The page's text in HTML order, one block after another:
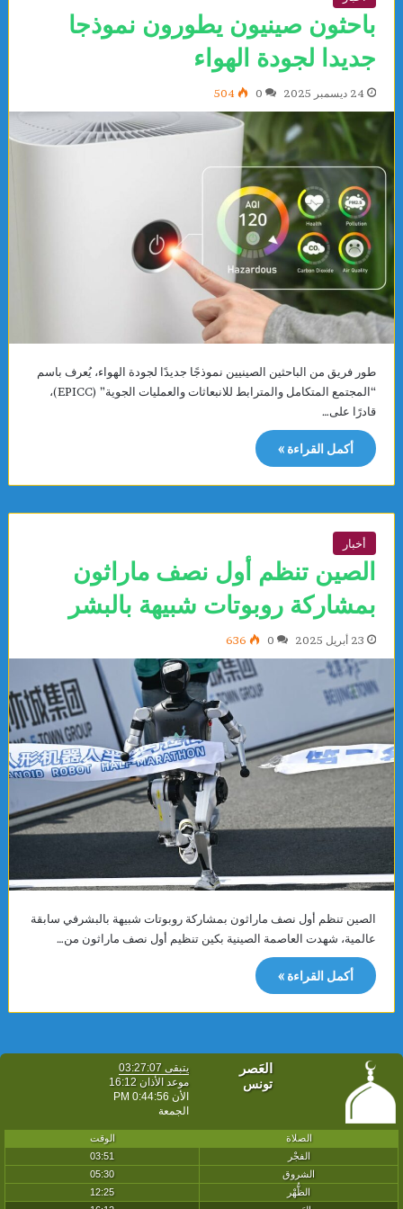
باحثون صينيون يطورون نموذجا
جديدا لجودة الهواء
24 ديسمبر 2025 0
504
طور فريق من الباحثين الصينيين نموذجًا جديدًا لجودة الهواء، يُعرف باسم
“المجتمع المتكامل والمترابط للانبعاثات والعمليات الجوية” (EPICC)،
قادرًا على…
أكمل القراءة »
أخبار
الصين تنظم أول نصف ماراثون
بمشاركة روبوتات شبيهة بالبشر
23 أبريل 2025 0
636
الصين تنظم أول نصف ماراثون بمشاركة روبوتات شبيهة بالبشرفي سابقة
عالمية، شهدت العاصمة الصينية بكين تنظيم أول نصف ماراثون من…
أكمل القراءة »